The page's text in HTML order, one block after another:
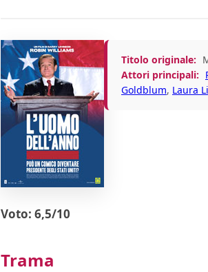
Titolo originale:
Attori principali:
Goldblum, Laura
Voto: 6,5/10
Trama